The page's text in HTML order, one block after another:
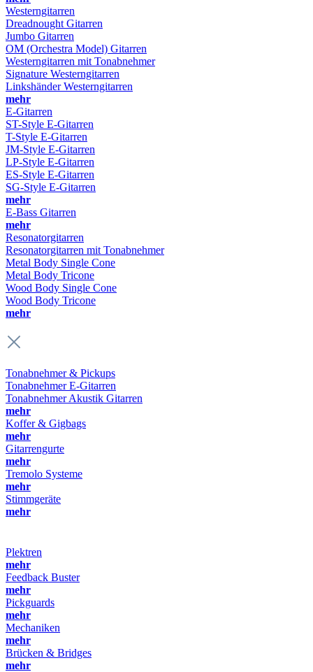
Westerngitarren
Dreadnought Gitarren
Jumbo Gitarren
OM (Orchestra Model) Gitarren
Westerngitarren mit Tonabnehmer
Signature Westerngitarren
Linkshänder Westerngitarren
mehr
E-Gitarren
ST-Style E-Gitarren
T-Style E-Gitarren
JM-Style E-Gitarren
LP-Style E-Gitarren
ES-Style E-Gitarren
SG-Style E-Gitarren
mehr
E-Bass Gitarren
mehr
Resonatorgitarren
Resonatorgitarren mit Tonabnehmer
Metal Body Single Cone
Metal Body Tricone
Wood Body Single Cone
Wood Body Tricone
mehr
Tonabnehmer & Pickups
Tonabnehmer E-Gitarren
Tonabnehmer Akustik Gitarren
mehr
Koffer & Gigbags
mehr
Gitarrengurte
mehr
Tremolo Systeme
mehr
Stimmgeräte
mehr
Plektren
mehr
Feedback Buster
mehr
Pickguards
mehr
Mechaniken
mehr
Brücken & Bridges
mehr